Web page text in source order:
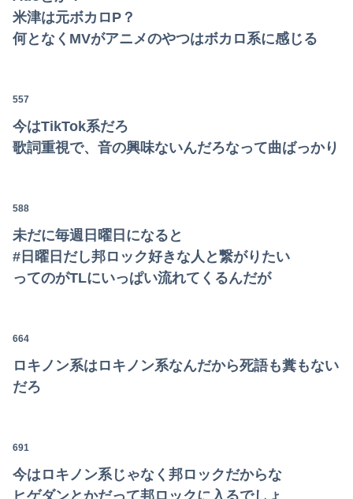
米津は元ボカロP？
何となくMVがアニメのやつはボカロ系に感じる
557
今はTikTok系だろ
歌詞重視で、音の興味ないんだろなって曲ばっかり
588
未だに毎週日曜日になると
#日曜日だし邦ロック好きな人と繋がりたい
ってのがTLにいっぱい流れてくるんだが
664
ロキノン系はロキノン系なんだから死語も糞もない
だろ
691
今はロキノン系じゃなく邦ロックだからな
ヒゲダンとかだって邦ロックに入るでしょ